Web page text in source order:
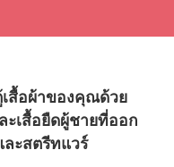
สื้อผ้าของคุณด้วย
ะเสื้อยืดผู้ชายที่ออก
ะสตรีทแวร์